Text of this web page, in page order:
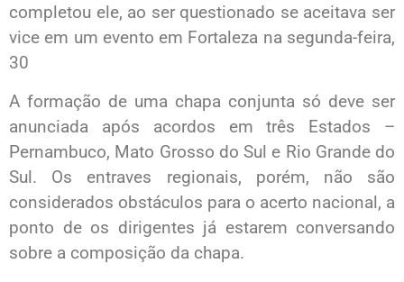
completou ele, ao ser questionado se aceitava ser
vice em um evento em Fortaleza na segunda-feira,
30
A formação de uma chapa conjunta só deve ser
anunciada após acordos em três Estados –
Pernambuco, Mato Grosso do Sul e Rio Grande do
Sul. Os entraves regionais, porém, não são
considerados obstáculos para o acerto nacional, a
ponto de os dirigentes já estarem conversando
sobre a composição da chapa.